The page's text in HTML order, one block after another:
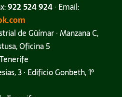
922 524 924· Email:
de Güímar · Manzana C,
Oficina 5
3 · Edificio Gonbeth, 1º